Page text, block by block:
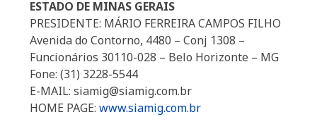
ESTADO DE MINAS GERAIS
PRESIDENTE: MÁRIO FERREIRA CAMPOS FILHO
Avenida do Contorno, 4480 – Conj 1308 –
Funcionários 30110-028 – Belo Horizonte – MG
Fone: (31) 3228-5544
E-MAIL: siamig@siamig.com.br
HOME PAGE:www.siamig.com.br